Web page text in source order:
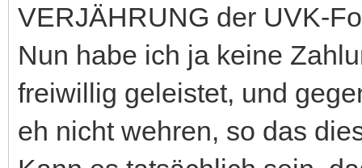
VERJÄHRUNG der UVK-
Nun habe ich ja keine
freiwillig geleistet, und
eh nicht wehren, so das